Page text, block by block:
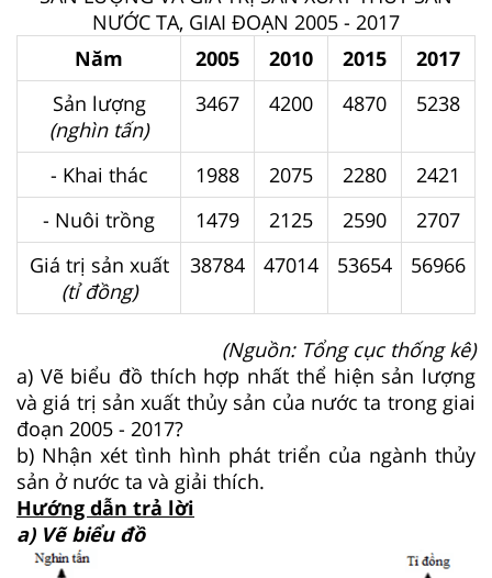
NƯỚC TA, GIAI ĐOẠN 2005 - 2017
Năm
2005 2010 2015
2017
Sản lượng
(nghìn tấn)
3467 4200 4870 5238
- Khai thác 1988 2075 2280
2421
- Nuôi trồng
1479 2125 2590
2707
Giá trị sản xuất
(tỉ đồng)
38784 47014 53654 56966
(Nguồn: Tổng cục thống kê)
a) Vẽ biểu đồ thích hợp nhất thể hiện sản lượng
và giá trị sản xuất thủy sản của nước ta trong giai
đoạn 2005 - 2017?
b) Nhận xét tình hình phát triển của ngành thủy
sản ở nước ta và giải thích.
Hướng dẫn trả lời
a) Vẽ biểu đồ